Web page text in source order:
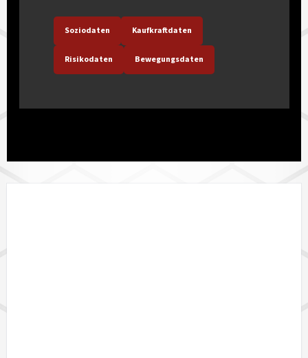
Soziodaten Kaufkraftdaten
Risikodaten Bewegungsdaten